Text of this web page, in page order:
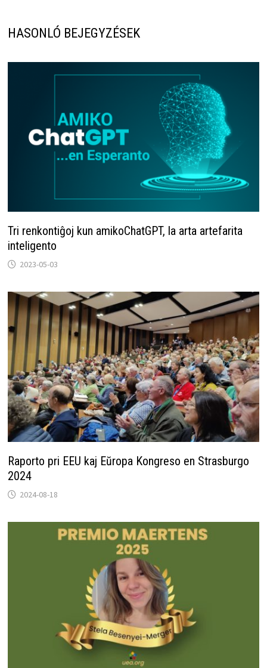
HASONLÓ BEJEGYZÉSEK
Tri renkontiĝoj kun amikoChatGPT, la arta artefarita
inteligento
2023-05-03
Raporto pri EEU kaj Eŭropa Kongreso en Strasburgo
2024
2024-08-18